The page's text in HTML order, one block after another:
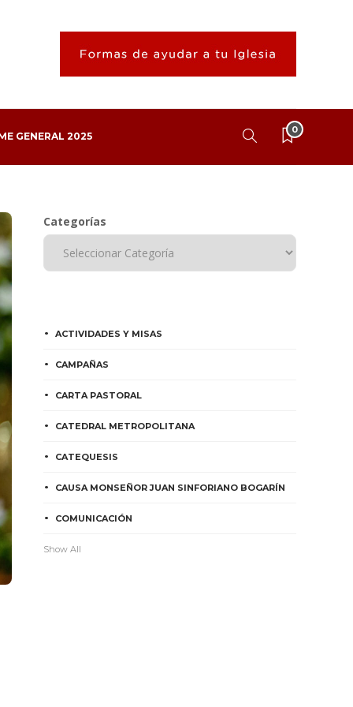
GENERAL 2025
0
Categorías
ACTIVIDADES Y MISAS
CAMPAÑAS
CARTA PASTORAL
CATEDRAL METROPOLITANA
CATEQUESIS
CAUSA MONSEÑOR JUAN SINFORIANO BOGARÍN
COMUNICACIÓN
Show All